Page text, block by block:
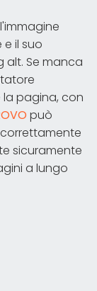
il suo
alt. Se manca
pagina, con
può
sicuramente
a lungo